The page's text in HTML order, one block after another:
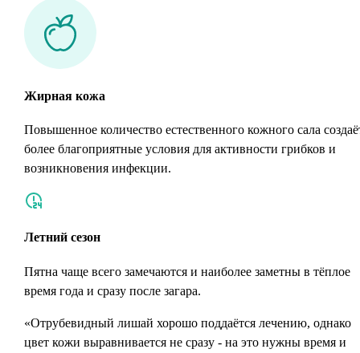
Жирная кожа
Повышенное количество естественного кожного сала
более благоприятные условия для активности грибков и
возникновения инфекции.
Летний сезон
Пятна чаще всего замечаются и наиболее заметны в тёплое
время года и сразу после загара.
«Отрубевидный лишай хорошо поддаётся лечению, однако
цвет кожи выравнивается не сразу - на это нужны время и